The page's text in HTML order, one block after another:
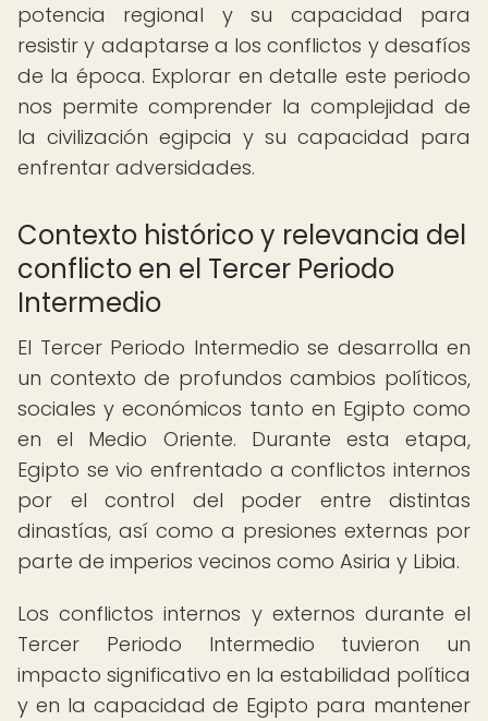
potencia regional y su capacidad para
resistir y adaptarse a los conflictos y desafíos
de la época. Explorar en detalle este periodo
nos permite comprender la complejidad de
la civilización egipcia y su capacidad para
enfrentar adversidades.
Contexto histórico y relevancia del
conflicto en el Tercer Periodo
Intermedio
El Tercer Periodo Intermedio se desarrolla en
un contexto de profundos cambios políticos,
sociales y económicos tanto en Egipto como
en el Medio Oriente. Durante esta etapa,
Egipto se vio enfrentado a conflictos internos
por el control del poder entre distintas
dinastías, así como a presiones externas por
parte de imperios vecinos como Asiria y Libia.
Los conflictos internos y externos durante el
Tercer Periodo Intermedio tuvieron un
impacto significativo en la estabilidad política
y en la capacidad de Egipto para mantener